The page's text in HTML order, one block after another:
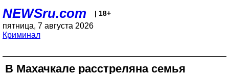
NEWSru.com | 18+
пятница, 7 августа 2026
Криминал
В Махачкале расстреляна семья